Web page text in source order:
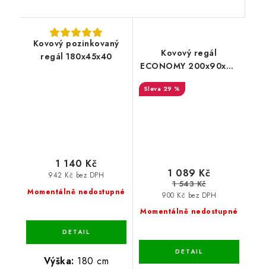
Kovový pozinkovaný
regál 180x45x40
Momentálně nedostupné
942 Kč bez DPH
1 140 Kč
Výška: 180 cm
Kovový regál
ECONOMY 200x90x60
5 polic - lakovaný černý
29 %
Momentálně nedostupné
900 Kč bez DPH
1 089 Kč
1 543 Kč